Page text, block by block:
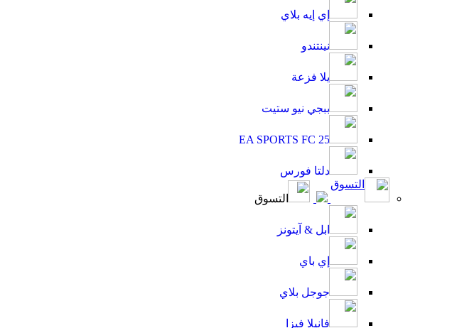
إي إيه بلاي
نينتندو
يلا فزعة
ببجي نيو ستيت
EA SPORTS FC 25
دلتا فورس
التسوق
التسوق
ابل & آيتونز
إي باي
جوجل بلاي
فانيلا فيزا